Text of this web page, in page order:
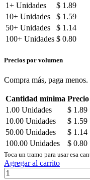
1+ Unidades $ 1.89
10+ Unidades $ 1.59
50+ Unidades $ 1.14
100+ Unidades $ 0.80
Precios por volumen
Compra más, paga
Cantidad mínima
1.00 Unidades $ 1.89
10.00 Unidades $ 1.59
50.00 Unidades $ 1.14
100.00 Unidades $ 0.80
Toca un tramo para usar esa
Agregar al carrito